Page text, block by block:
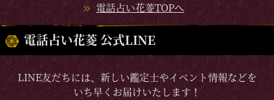
電話占い花菱TOPへ
電話占い花菱 公式LINE
LINE友だちには、新しい鑑定士やイベント情報などを
いち早くお届けいたします！